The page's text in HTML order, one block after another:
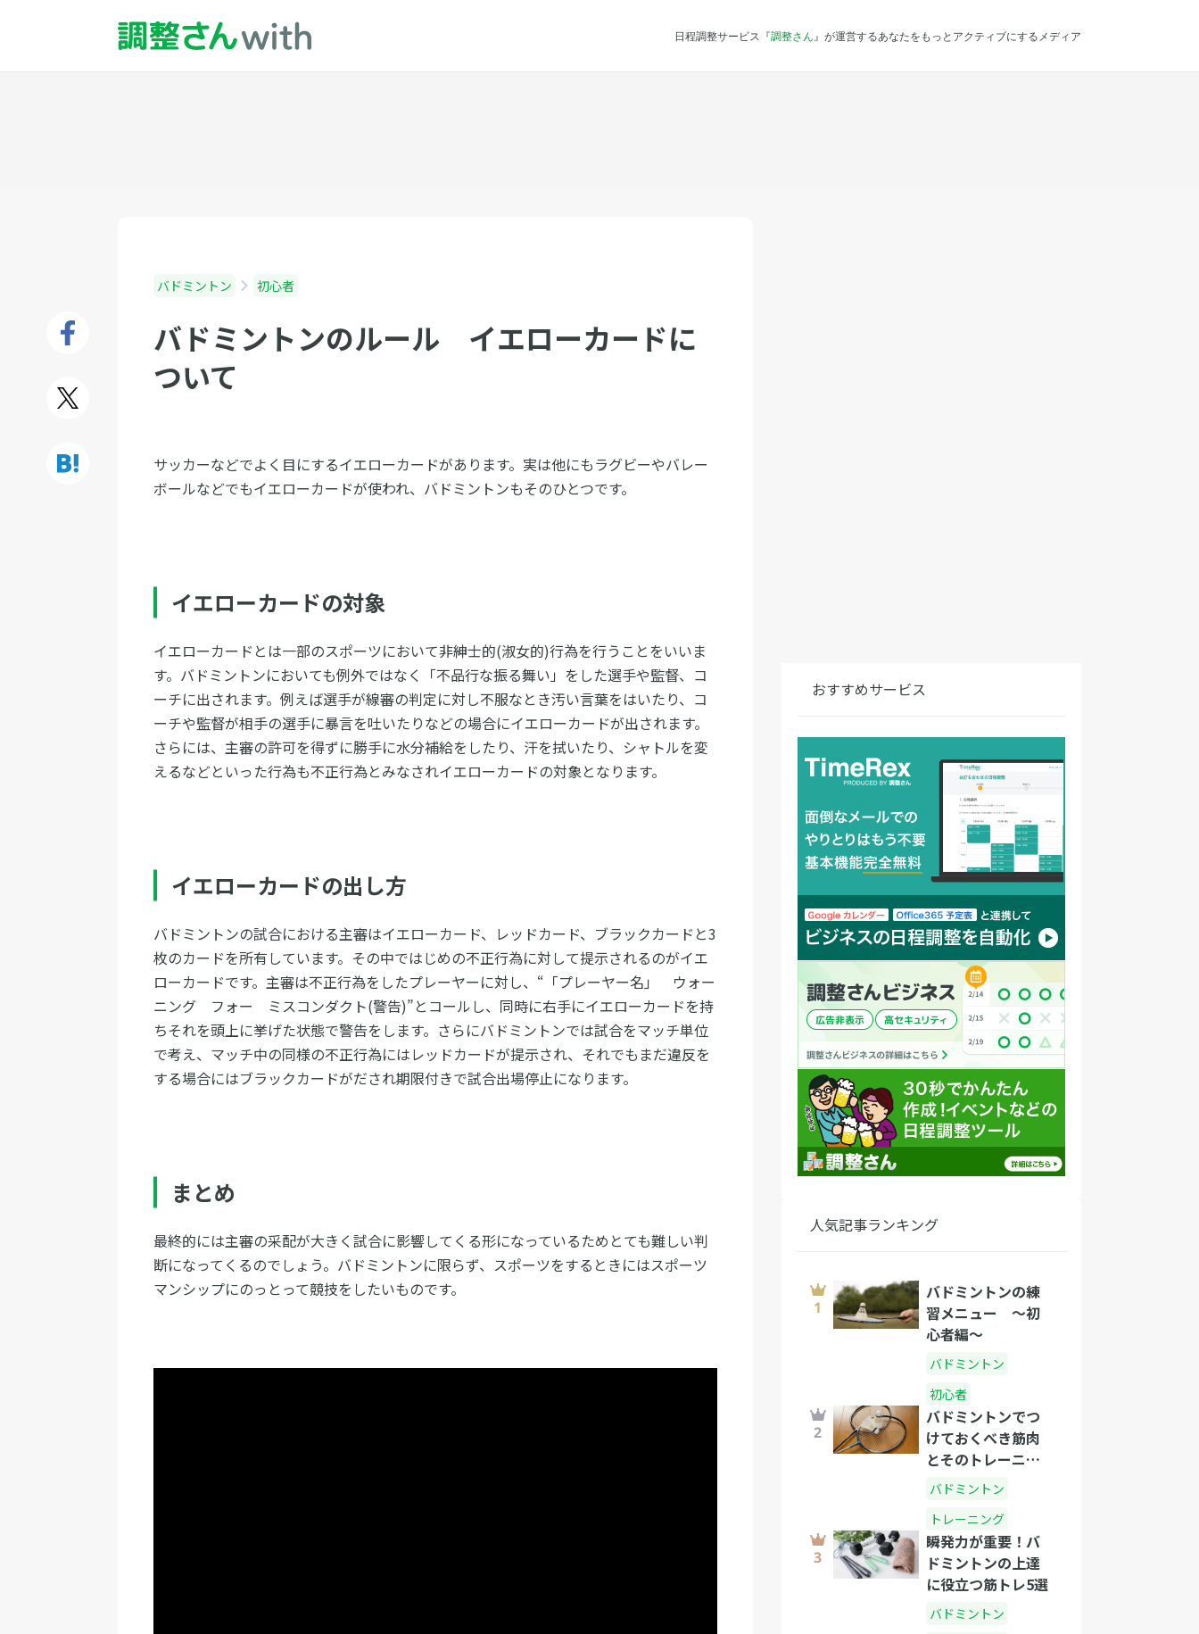
日程調整サービス『調整さん 』が運営するあなたをもっとアクティブにするメディア
バドミントン 初心者
バドミントンのルール イエローカードに
ついて
サッカーなどでよく目にするイエローカードがあります。実は他にもラグビーやバレー
ボールなどでもイエローカードが使われ、バドミントンもそのひとつです。
イエローカードの対象
イエローカードとは一部のスポーツにおいて非紳士的(淑女的)行為を行うことをいいま
す。バドミントンにおいても例外ではなく「不品行な振る舞い」をした選手や監督、コ
ーチに出されます。例えば選手が線審の判定に対し不服なとき汚い言葉をはいたり、コ
ーチや監督が相手の選手に暴言を吐いたりなどの場合にイエローカードが出されます。
さらには、主審の許可を得ずに勝手に水分補給をしたり、汗を拭いたり、シャトルを変
えるなどといった行為も不正行為とみなされイエローカードの対象となります。
イエローカードの出し方
バドミントンの試合における主審はイエローカード、レッドカード、ブラックカードと3
枚のカードを所有しています。その中ではじめの不正行為に対して提示されるのがイエ
ローカードです。主審は不正行為をしたプレーヤーに対し、“「プレーヤー名」 ウォー
ニング フォー ミスコンダクト(警告)”とコールし、同時に右手にイエローカードを持
ちそれを頭上に挙げた状態で警告をします。さらにバドミントンでは試合をマッチ単位
で考え、マッチ中の同様の不正行為にはレッドカードが提示され、それでもまだ違反を
する場合にはブラックカードがだされ期限付きで試合出場停止になります。
まとめ
最終的には主審の采配が大きく試合に影響してくる形になっているためとても難しい判
断になってくるのでしょう。バドミントンに限らず、スポーツをするときにはスポーツ
マンシップにのっとって競技をしたいものです。
おすすめサービス
人気記事ランキング
バドミントンの練
習メニュー 〜初
心者編〜
バドミントン
初心者
バドミントンでつ
けておくべき筋肉
とそのトレーニン
グ方法
バドミントン
トレーニング
瞬発力が重要！バ
ドミントンの上達
に役立つ筋トレ5選
バドミントン